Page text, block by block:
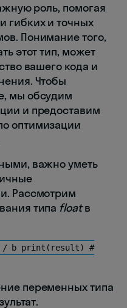
роль, помогая
гибких и точных
Понимание того,
этот тип, может
вашего кода и
Чтобы
мы обсудим
и предоставим
оптимизации
важно уметь
Рассмотрим
типа floatв
/ b print(result) #
переменных типа